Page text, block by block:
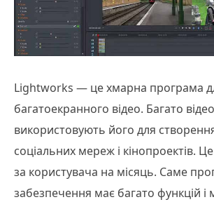
Lightworks — це хмарна програма
багатоекранного відео. Багато
використовують його для
соціальних мереж і кінопроектів.
за користувача на місяць. Саме
забезпечення має багато функцій і